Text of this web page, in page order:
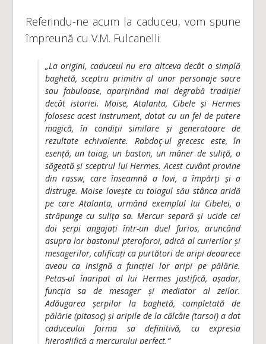
Referindu-ne acum la caduceu, vom spune
împreună cu V.M. Fulcanelli:
„La origini, caduceul nu era altceva decât o simplă
baghetă, sceptru primitiv al unor personaje sacre
sau fabuloase, aparținând mai degrabă tradiției
decât istoriei. Moise, Atalanta, Cibele și Hermes
folosesc acest instrument, dotat cu un fel de putere
magică, în condiții similare și generatoare de
rezultate echivalente. Rabdoç-ul grecesc este, în
esență, un toiag, un baston, un mâner de suliță, o
săgeată și sceptrul lui Hermes. Acest cuvânt provine
din rassw, care înseamnă a lovi, a împărți și a
distruge. Moise lovește cu toiagul său stânca aridă
pe care Atalanta, urmând exemplul lui Cibelei, o
străpunge cu sulița sa. Mercur separă și ucide cei
doi șerpi angajați într-un duel furios, aruncând
asupra lor bastonul pteroforoi, adică al curierilor și
mesagerilor, calificați ca purtători de aripi deoarece
aveau ca insignă a funcției lor aripi pe pălărie.
Petas-ul înaripat al lui Hermes justifică, așadar,
funcția sa de mesager și mediator al zeilor.
Adăugarea șerpilor la baghetă, completată de
pălărie (pitasoç) și aripile de la călcâie (tarsoi) a dat
caduceului forma sa definitivă, cu expresia
hieroglifică a mercurului perfect.”